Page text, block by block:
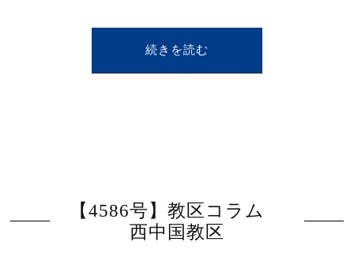
続きを読む
【4586号】教区コラム
西中国教区